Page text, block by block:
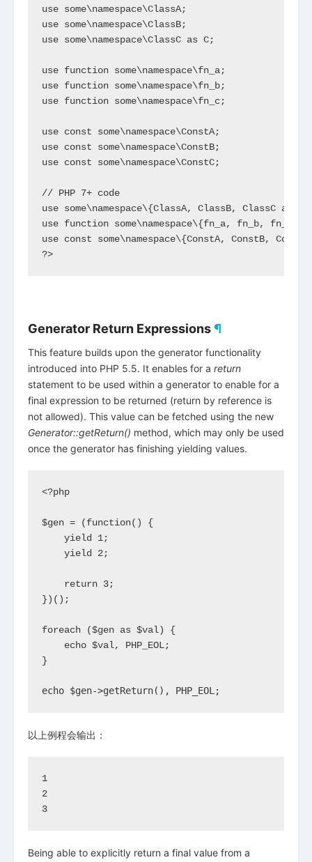
use some\namespace\ClassA;
use some\namespace\ClassB;
use some\namespace\ClassC as C;
use function some\namespace\fn_a;
use function some\namespace\fn_b;
use function some\namespace\fn_c;
use const some\namespace\ConstA;
use const some\namespace\ConstB;
use const some\namespace\ConstC;
// PHP 7+ code
use some\namespace\{ClassA, ClassB, ClassC as
use function some\namespace\{fn_a, fn_b, fn_c};
use const some\namespace\{ConstA, ConstB,
?>
Generator Return Expressions ¶
This feature builds upon the generator functionality
introduced into PHP 5.5. It enables for a return
statement to be used within a generator to enable for a
final expression to be returned (return by reference is
not allowed). This value can be fetched using the new
Generator::getReturn() method, which may only be used
once the generator has finishing yielding values.
<?php
$gen = (function() {
    yield 1;
    yield 2;
    return 3;
})();
foreach ($gen as $val) {
    echo $val, PHP_EOL;
echo $gen->getReturn(), PHP_EOL;
以上例程会输出：
1
2
Being able to explicitly return a final value from a